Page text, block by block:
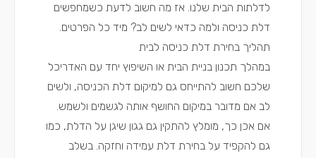
לדלתות הבית שלנו. אז מה חשוב לדעת כשמחפשים
דלת כניסה ולמה כדאי לשים לב? מיד כל הפרטים.
תהליך בחירת דלת כניסה לבית
במהלך תכנון בניית הבית או השיפוץ יחד עם האדריכל
שלכם חשוב להתייחס גם למיקום דלת הכניסה, ולשים
לב אם מדובר במיקום החושף אותה לגשמים ולשמש.
אם אכן כך, מומלץ להתקין גם גגון שיגן על הדלת, כמו
גם להקפיד על בחירת דלת עמידה וחזקה. בשלב